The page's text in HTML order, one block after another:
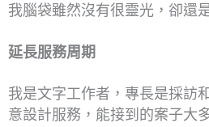
我腦袋雖然沒有很靈光，卻還
延長服務周期
我是文字工作者，專長是採訪
意設計服務，能接到的案子大